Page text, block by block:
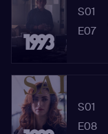
S01
E07
S01
E08